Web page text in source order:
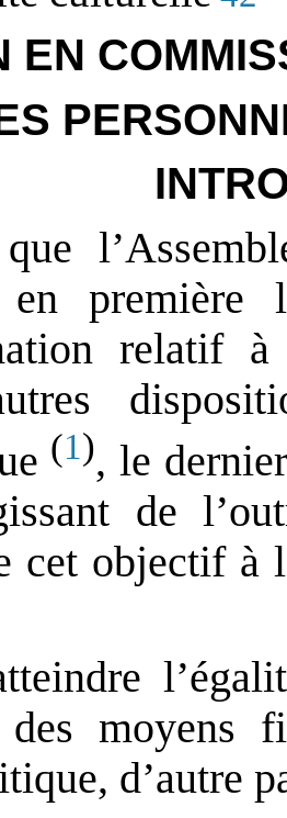
EN
en
relatif
(1), le
de
cet objectif à
moyens
d’autre